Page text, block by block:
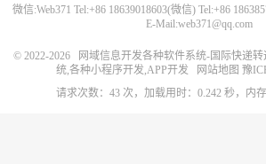
微信:Web371 Tel:+86 18639018603(微信) Tel:+86
E-Mail:web371@qq.com
© 2022-2026
网域信息开发各种软件系统-国际快递
统,各种小程序开发,APP开发
网站地图 豫
请求次数：43 次，加载用时：0.242 秒，内